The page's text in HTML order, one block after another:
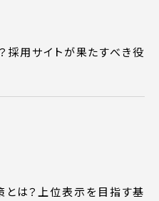
採用サイトが果たすべき役
は？上位表示を目指す基